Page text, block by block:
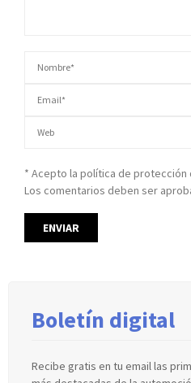
* Acepto la política de protección
Los comentarios deben ser
Boletín digital
Recibe gratis en tu email las